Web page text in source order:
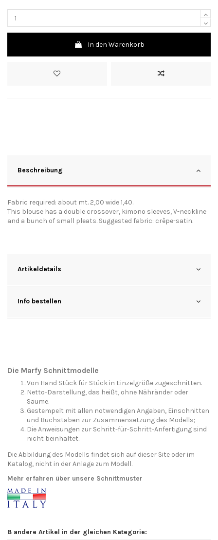
In den Warenkorb
Beschreibung
Fabric required: about mt. 2,00 wide 1,40.
This blouse has a double crossover, kimono sleeves, V-neckline
and a bunch of small pleats. Suggested fabric: crêpe-satin.
Artikeldetails
Info bestellen
Die Marfy Schnittmodelle
Von Hand Stück für Stück in Einzelgröße zugeschnitten.
Netto-Darstellung, das heißt, ohne Nähränder oder
Säume.
Gestempelt mit allen notwendigen Angaben, Einschnitten
und Buchstaben zur Zusammensetzung des Modells;
Die Anweisungen zur Schritt-für-Schritt-Anfertigung sind
nicht beinhaltet.
Die Abbildung des Modells findet sich auf dieser Site oder im
Katalog, nicht in der Anlage zum Modell.
Mehr erfahren über unsere Schnittmuster
8 andere Artikel in der gleichen Kategorie: